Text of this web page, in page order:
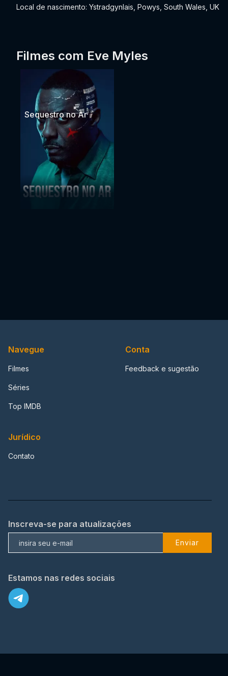
Local de nascimento: Ystradgynlais, Powys, South Wales, UK
Filmes com Eve Myles
Sequestro no Ar
Navegue
Filmes
Séries
Top IMDB
Conta
Feedback e sugestão
Jurídico
Contato
Inscreva-se para atualizações
Enviar
Estamos nas redes sociais